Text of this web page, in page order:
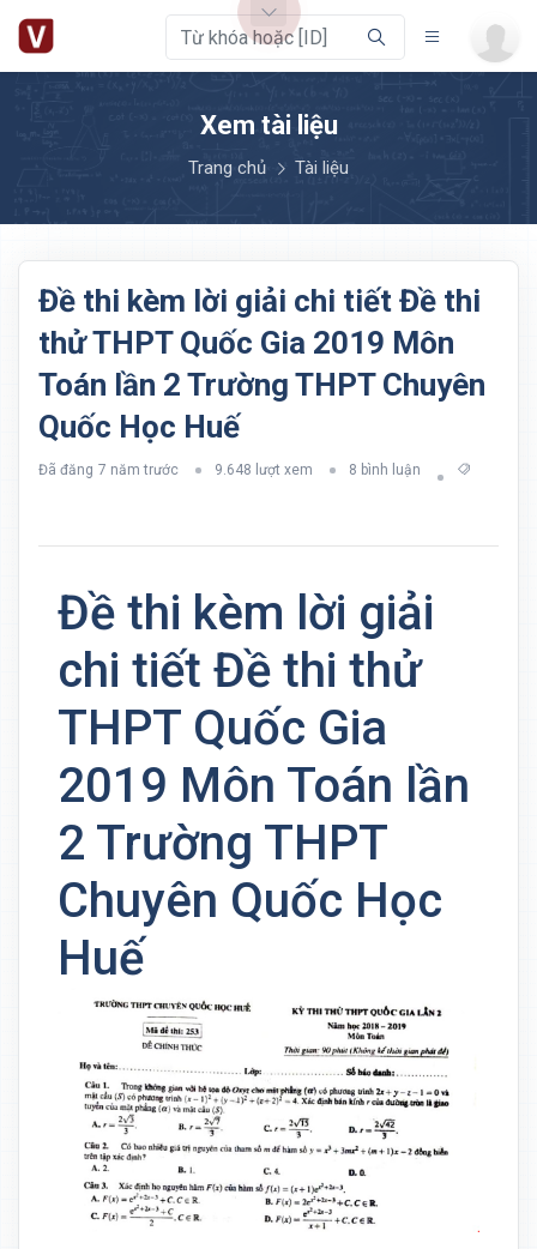
Xem tài liệu
Trang chủ Tài liệu
Đề thi kèm lời giải chi tiết Đề thi
thử THPT Quốc Gia 2019 Môn
Toán lần 2 Trường THPT Chuyên
Quốc Học Huế
Đã đăng 7 năm trước 9.648 lượt xem 8 bình luận
Đề thi kèm lời giải
chi tiết Đề thi thử
THPT Quốc Gia
2019 Môn Toán lần
2 Trường THPT
Chuyên Quốc Học
Huế